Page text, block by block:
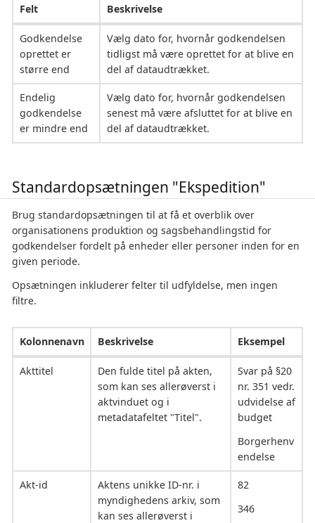
Felt Beskrivelse
Godkendelse
oprettet er
større end
Vælg dato for, hvornår godkendelsen
tidligst må være oprettet for at blive en
del af dataudtrækket.
Endelig
godkendelse
er mindre end
Vælg dato for, hvornår godkendelsen
senest må være afsluttet for at blive en
del af dataudtrækket.
Standardopsætningen "Ekspedition"
Brug standardopsætningen til at få et overblik over
organisationens produktion og sagsbehandlingstid for
godkendelser fordelt på enheder eller personer inden for en
given periode.
Opsætningen inkluderer felter til udfyldelse, men ingen
filtre.
Kolonnenavn Beskrivelse Eksempel
Akttitel
Den fulde titel på akten,
som kan ses allerøverst i
aktvinduet og i
metadatafeltet "Titel".
Svar på §20
nr. 351 vedr.
udvidelse af
budget
Borgerhenv
endelse
Akt-id
Aktens unikke ID-nr. i
myndighedens arkiv, som
kan ses allerøverst i
82
346